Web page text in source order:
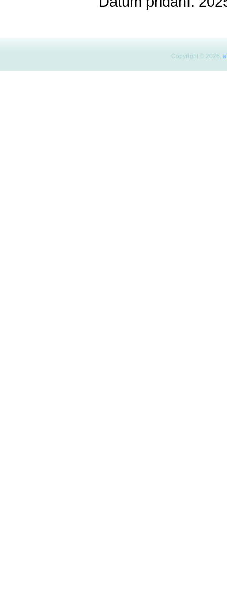
Copyright © 2026,